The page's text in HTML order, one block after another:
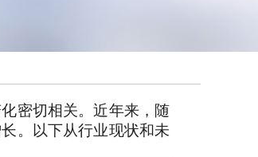
密切相关。近年来，随
。以下从行业现状和未